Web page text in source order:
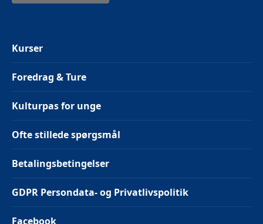
Kurser
Foredrag & Ture
Kulturpas for unge
Ofte stillede spørgsmål
Betalingsbetingelser
GDPR Persondata- og Privatlivspolitik
Facebook